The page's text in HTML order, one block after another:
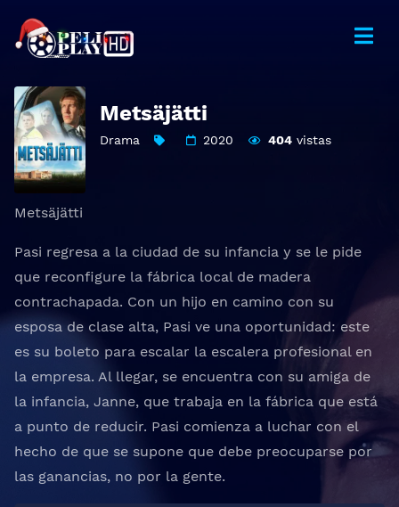
Metsäjätti
Drama 2020 404vistas
Metsäjätti
Pasi regresa a la ciudad de su infancia y se le pide
que reconfigure la fábrica local de madera
contrachapada. Con un hijo en camino con su
esposa de clase alta, Pasi ve una oportunidad: este
es su boleto para escalar la escalera profesional en
la empresa. Al llegar, se encuentra con su amiga de
la infancia, Janne, que trabaja en la fábrica que está
a punto de reducir. Pasi comienza a luchar con el
hecho de que se supone que debe preocuparse por
las ganancias, no por la gente.